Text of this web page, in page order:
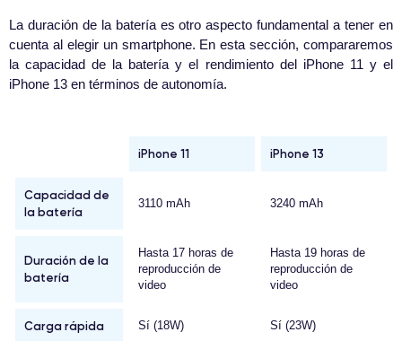
La duración de la batería es otro aspecto fundamental a tener en
cuenta al elegir un smartphone. En esta sección, compararemos
la capacidad de la batería y el rendimiento del iPhone 11 y el
iPhone 13 en términos de autonomía.
iPhone 11 iPhone 13
Capacidad de
la batería
3110 mAh 3240 mAh
Duración de la
batería
Hasta 17 horas de
reproducción de
video
Hasta 19 horas de
reproducción de
video
Carga rápida Sí (18W) Sí (23W)